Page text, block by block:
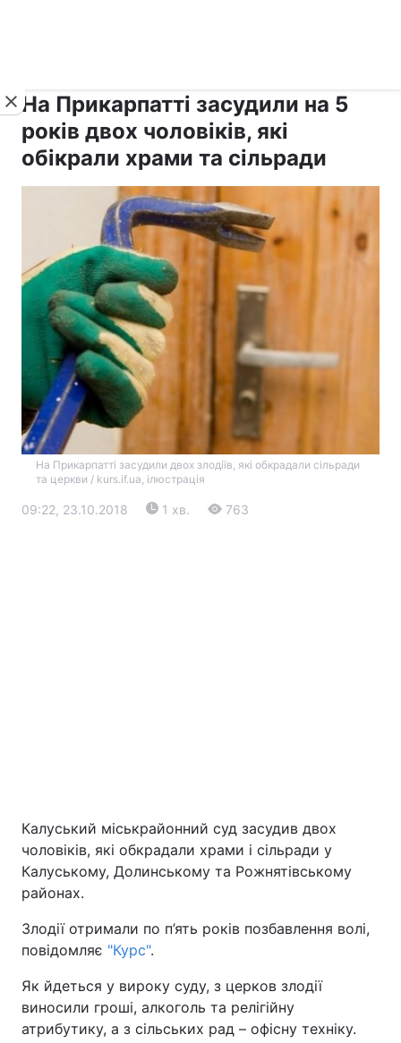
Київ Львів
Дніпро
Одеса
Спорт Наука
Техно і зв'язок Лайт
На Прикарпатті засудили на 5
років двох чоловіків, які
обікрали храми та сільради
На Прикарпатті засудили двох злодіїв, які обкрадали сільради
та церкви / kurs.if.ua, ілюстрація
09:22, 23.10.2018 1 хв. 763
Калуський міськрайонний суд засудив двох
чоловіків, які обкрадали храми і сільради у
Калуському, Долинському та Рожнятівському
районах.
Злодії отримали по п’ять років позбавлення волі,
повідомляє "Курс".
Як йдеться у вироку суду, з церков злодії
виносили гроші, алкоголь та релігійну
атрибутику, а з сільських рад – офісну техніку.